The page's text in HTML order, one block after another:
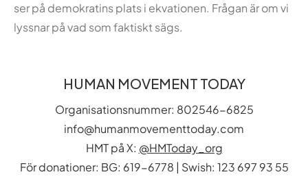
ser på demokratins plats i ekvationen. Frågan är om vi
lyssnar på vad som faktiskt sägs.
HUMAN MOVEMENT TODAY
Organisationsnummer: 802546-6825
info@humanmovementtoday.com
HMT på X: @HMToday_org
För donationer: BG: 619-6778 | Swish: 123 697 93 55